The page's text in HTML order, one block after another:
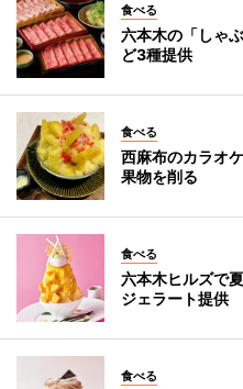
食べる
六本木の「しゃ
ど3種提供
食べる
西麻布のカラオ
果物を削る
食べる
六本木ヒルズで
ジェラート提供
食べる